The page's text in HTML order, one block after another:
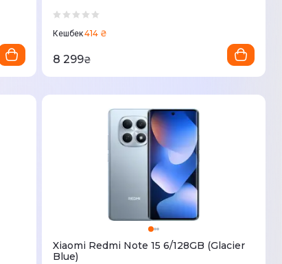
Кешбек414 ₴
8 299₴
Xiaomi Redmi Note 15 6/128GB (Glacier
Blue)